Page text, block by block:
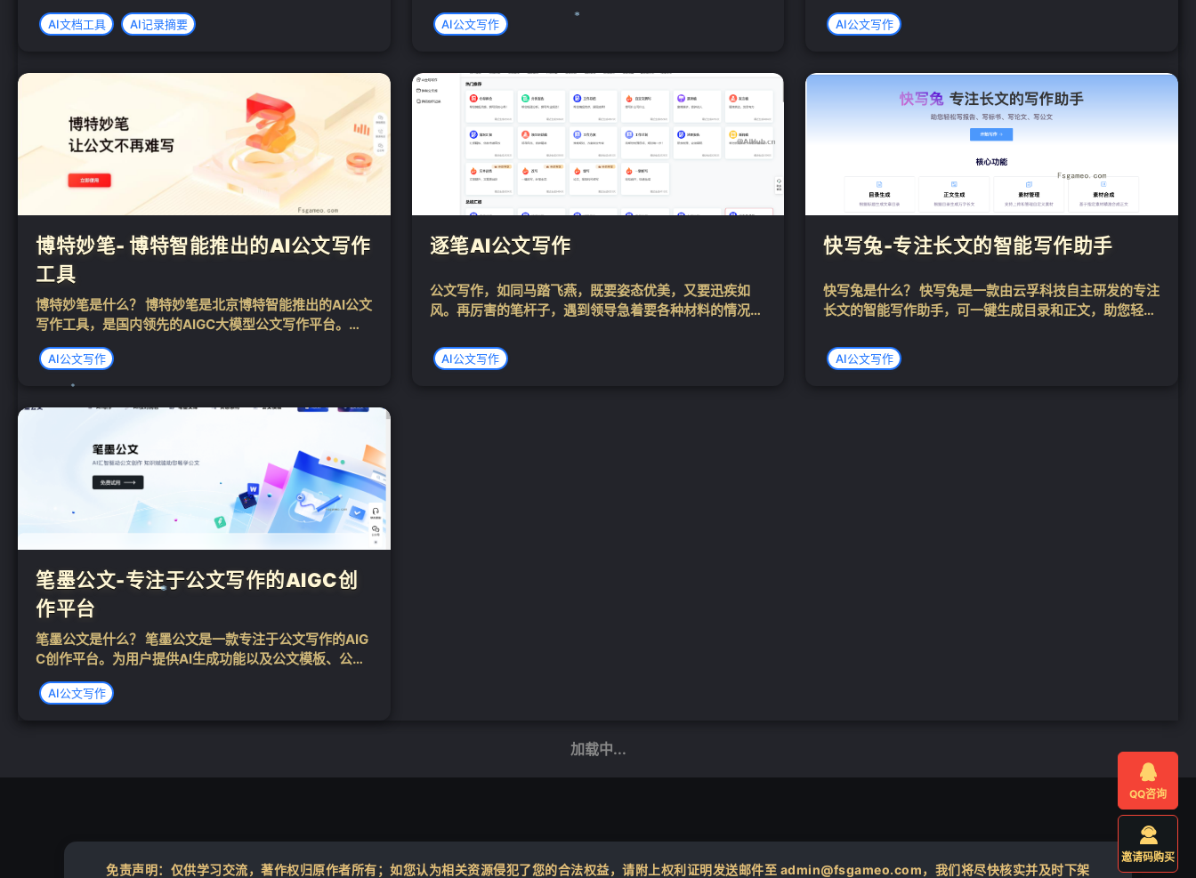
者和学生而精心设计。它能够轻松驾驭并高效管理海量的
信息流。这款卓越的AI笔记工具出自杭州久痕科技公司之
AI文档工具 AI记录摘要
库、金句标题大纲库等资源库，提供丰富写作素材。AI公
文写作、AI材小星等功能助力高效写作，AI文章纠错、AI
AI公文写作
景延伸至营销、教育、咨询、学术等专业领域，在营销策
划、教学方案、行业调研报告、学术论文...
AI公文写作
博特妙笔- 博特智能推出的AI公文写作
工具
博特妙笔是什么？ 博特妙笔是北京博特智能推出的AI公文
写作工具，是国内领先的AIGC大模型公文写作平台。集
查、写、审、学一体的在线公文写作神器，拥有公文内容
权威供给、公文内容决策辅助、公文内容自动生成、公文
内容Al审核四项领域拥有核心能力，...
AI公文写作
逐笔AI公文写作
公文写作，如同马踏飞燕，既要姿态优美，又要迅疾如
风。再厉害的笔杆子，遇到领导急着要各种材料的情况，
去、一遍一遍地修改和优化......由此可见，公文写作最大
的难点则是——如何在有限的时间内，完...
AI公文写作
快写兔-专注长文的智能写作助手
快写兔是什么？ 快写兔是一款由云孚科技自主研发的专注
长文的智能写作助手，可一键生成目录和正文，助您轻松
模型技术打造，针对长文写作场景深度优化，可帮助企业
和个人用户有效提升长文写作的效率和质量...
AI公文写作
笔墨公文-专注于公文写作的AIGC创
作平台
笔墨公文是什么？ 笔墨公文是一款专注于公文写作的AIG
C创作平台。为用户提供AI生成功能以及公文模板、公文
范文、公文素材数据库，助力玩转公文格式，突破创作瓶
颈。AI助力，让高品质公文一步到位。 产品链接：http
AI公文写作
加载中...
免责声明：仅供学习交流，著作权归原作者所有；如您认为相关资源侵犯了您的合法权益，请附上权利证明发送邮件至 admin@fsgameo.com，我们将尽快核实并及时下架

QQ咨询

邀请码购买
❄